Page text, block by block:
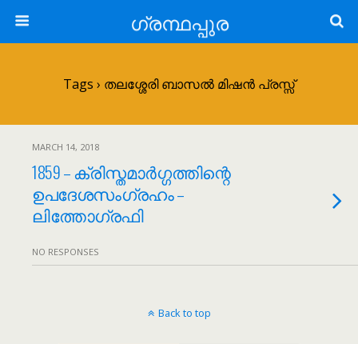
ഗ്രന്ഥപ്പുര
Tags › തലശ്ശേരി ബാസൽ മിഷൻ പ്രസ്സ്
MARCH 14, 2018
1859 – ക്രിസ്തമാർഗ്ഗത്തിന്റെ
ഉപദേശസംഗ്രഹം –
ലിത്തോഗ്രഫി
NO RESPONSES
Back to top